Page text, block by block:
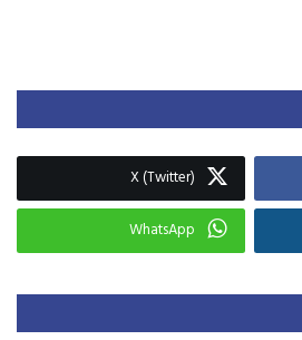
X (Twitter)
WhatsApp